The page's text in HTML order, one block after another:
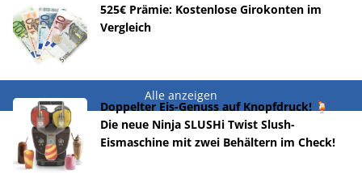
525€ Prämie: Kostenlose Girokonten im
Vergleich
Alle anzeigen
Doppelter Eis-Genuss auf Knopfdruck! 🍹
Die neue Ninja SLUSHi Twist Slush-
Eismaschine mit zwei Behältern im Check!